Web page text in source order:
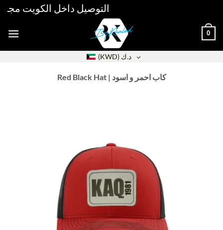
Skip
content
التوصيل داخل الكويت مجاني فوق 30دك خلال 48
0
(KWD) د.ك
Red Black Hat | كاب احمر و اسود